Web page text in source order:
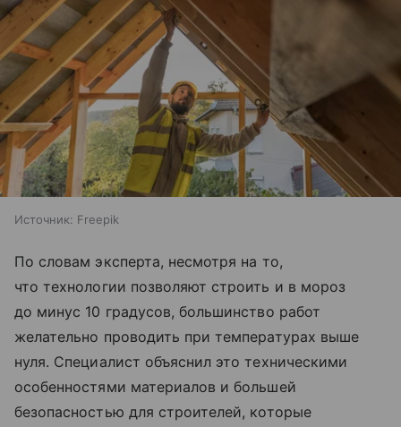
Источник: Freepik
По словам эксперта, несмотря на то,
что технологии позволяют строить и в мороз
до минус 10 градусов, большинство работ
желательно проводить при температурах выше
нуля. Специалист объяснил это техническими
особенностями материалов и большей
безопасностью для строителей, которые